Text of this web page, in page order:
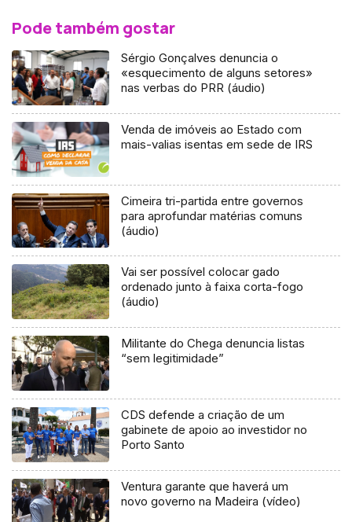
Pode também gostar
Sérgio Gonçalves denuncia o
«esquecimento de alguns setores»
nas verbas do PRR (áudio)
Venda de imóveis ao Estado com
mais-valias isentas em sede de IRS
Cimeira tri-partida entre governos
para aprofundar matérias comuns
(áudio)
Vai ser possível colocar gado
ordenado junto à faixa corta-fogo
(áudio)
Militante do Chega denuncia listas
“sem legitimidade”
CDS defende a criação de um
gabinete de apoio ao investidor no
Porto Santo
Ventura garante que haverá um
novo governo na Madeira (vídeo)